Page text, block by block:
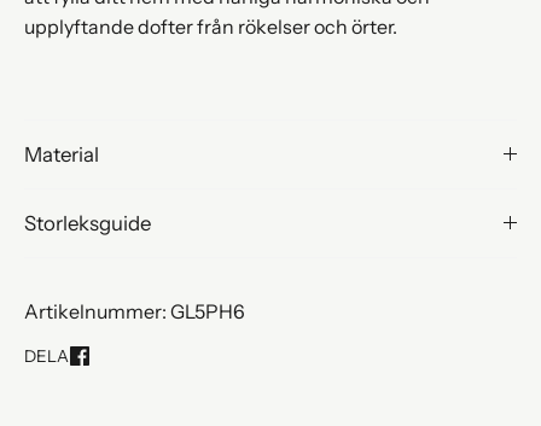
upplyftande dofter från rökelser och örter.
Material
Storleksguide
Artikelnummer: GL5PH6
DELA